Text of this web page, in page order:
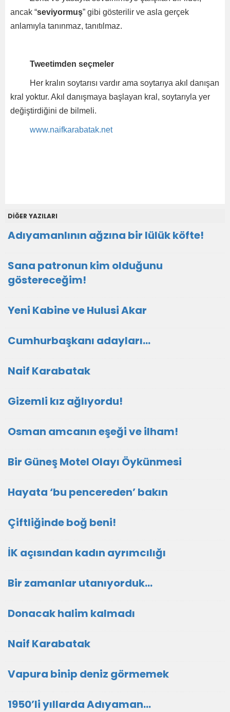
ancak “seviyormuş” gibi gösterilir ve asla gerçek
anlamıyla tanınmaz, tanıtılmaz.
Tweetimden seçmeler
Her kralın soytarısı vardır ama soytarıya akıl danışan
kral yoktur. Akıl danışmaya başlayan kral, soytarıyla yer
değiştirdiğini de bilmeli.
www.naifkarabatak.net
DİĞER YAZILARI
Adıyamanlının ağzına bir lülük köfte!
Sana patronun kim olduğunu
göstereceğim!
Yeni Kabine ve Hulusi Akar
Cumhurbaşkanı adayları…
Naif Karabatak
Gizemli kız ağlıyordu!
Osman amcanın eşeği ve ilham!
Bir Güneş Motel Olayı Öykünmesi
Hayata ‘bu pencereden’ bakın
Çiftliğinde boğ beni!
İK açısından kadın ayrımcılığı
Bir zamanlar utanıyorduk…
Donacak halim kalmadı
Naif Karabatak
Vapura binip deniz görmemek
1950’li yıllarda Adıyaman…